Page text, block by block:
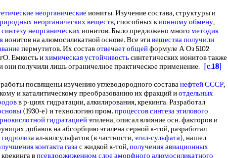
неорганические иониты. Изучение состава, структуры и
неорганических веществ, способных кионному обмену,
синтезу неорганическихионитов. Было предложено много методик
ионитов на алюмосиликатной основе. Все этивещества получили
пермутитов. Их составотвечает общейформуле А Оз 5102
Емкость ихимическая устойчивостьсинтетических ионитов также
они получили лишь ограничелное практическое применение.
[c.18]
посвящены изучению углеводородного составанефтей СССР,
и каталитическому преобразованию их фракций иотдельных
в р-циях гидратации, алкилирования, крекинга. Разработал
(1930-е) и технологию пром.процессов синтезаэтилового
гидратациейэтилена, описал влияние осн. факторов и
добавок на абсорбцию этилена серной к-той, разработал
ал-килсульфатов (в частности,этил-сульфата), нашел
контакта газас жидкой к-той,получения авиационных
впсевдоожиженном слое аморфного алюмосиликатного